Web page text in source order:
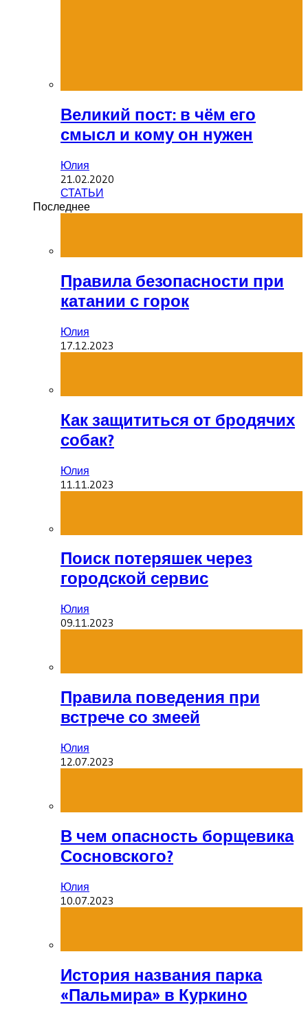
Великий пост: в чём его
смысл и кому он нужен
Юлия
21.02.2020
СТАТЬИ
Последнее
Правила безопасности при
катании с горок
Юлия
17.12.2023
Как защититься от бродячих
собак?
Юлия
11.11.2023
Поиск потеряшек через
городской сервис
Юлия
09.11.2023
Правила поведения при
встрече со змеей
Юлия
12.07.2023
В чем опасность борщевика
Сосновского?
Юлия
10.07.2023
История названия парка
«Пальмира» в Куркино